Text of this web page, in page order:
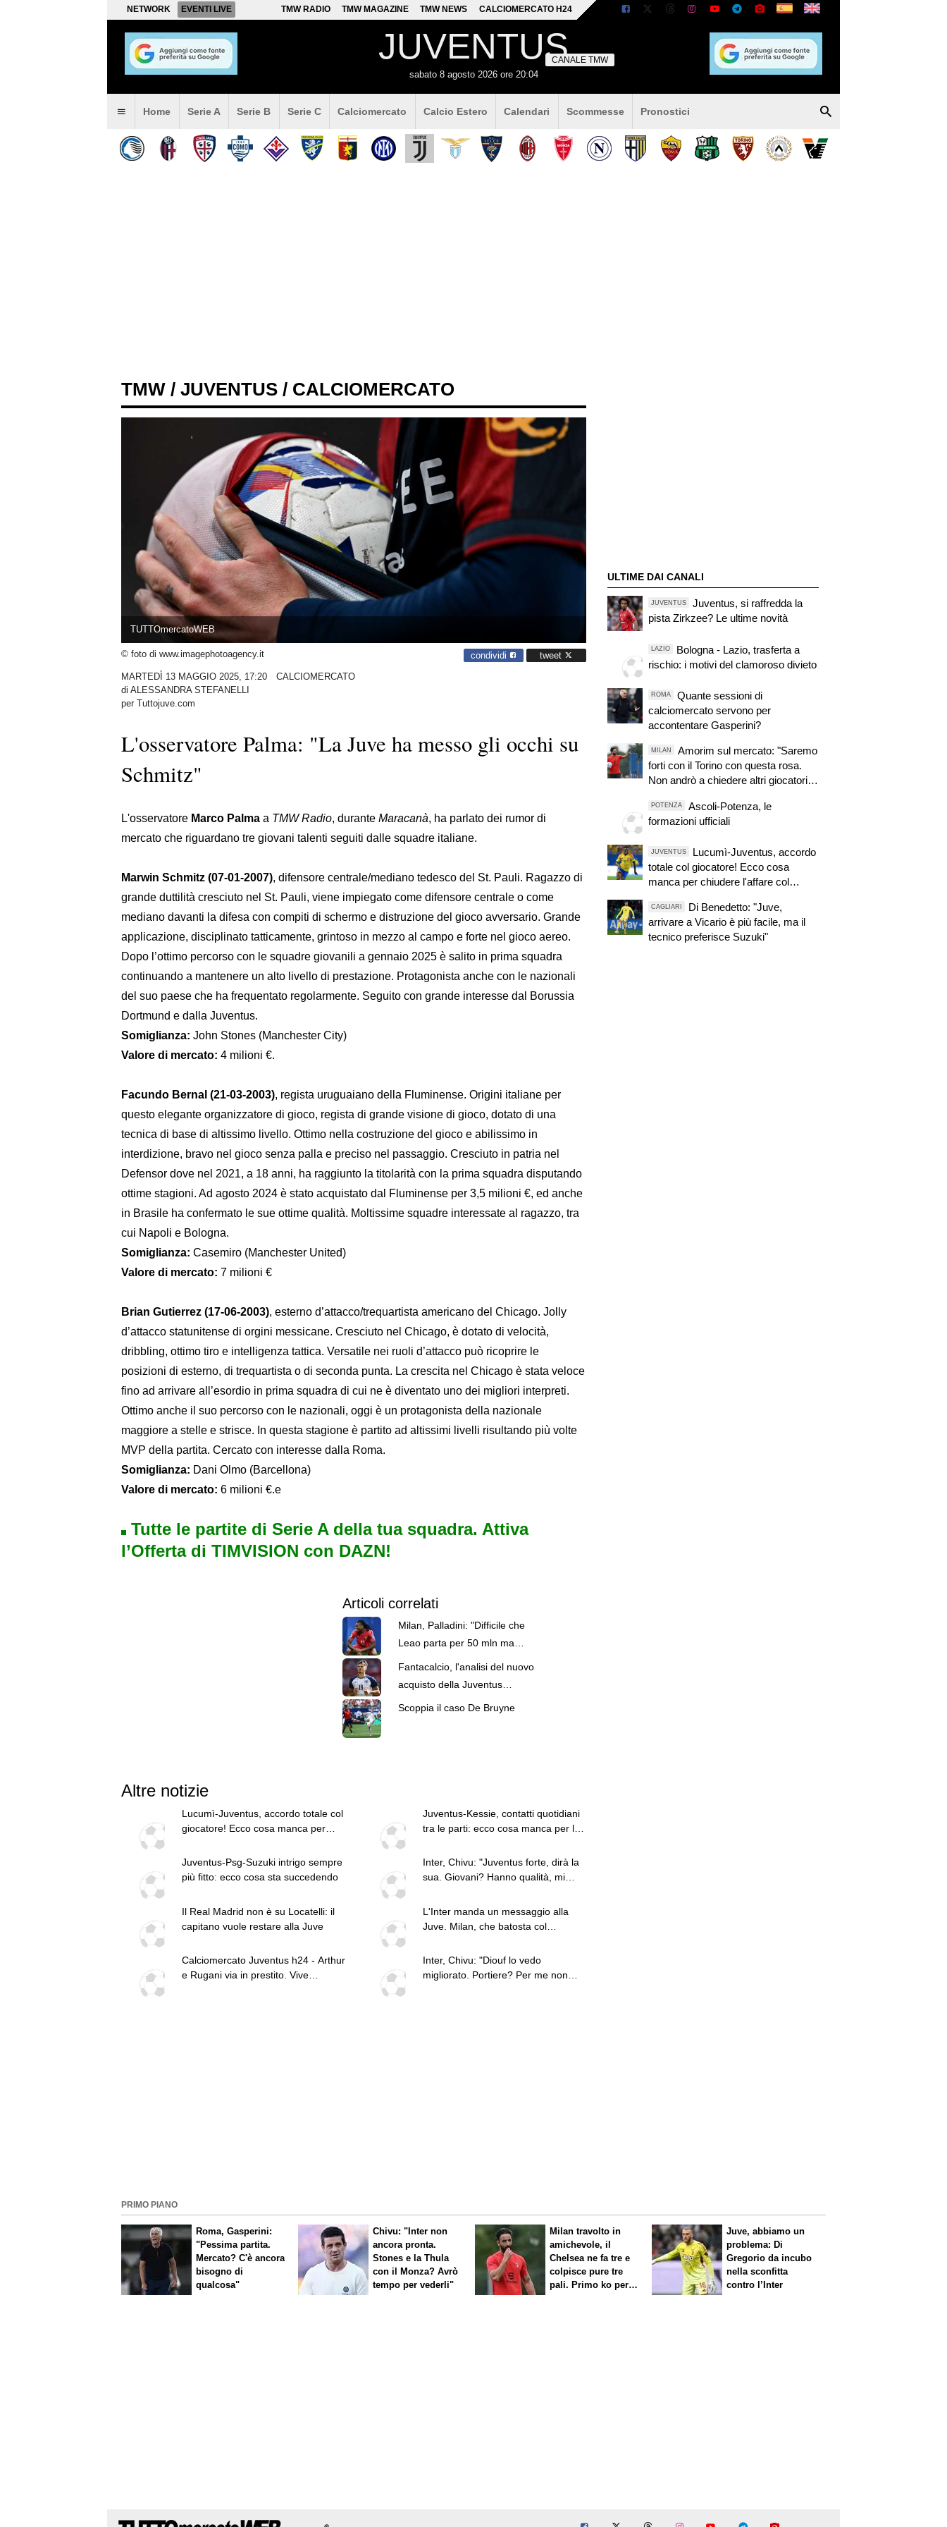
NETWORK EVENTI LIVE TMW RADIO TMW MAGAZINE TMW NEWS CALCIOMERCATO H24
JUVENTUS
sabato 8 agosto 2026 ore 20:04
CANALE TMW
Home Serie A Serie B Serie C Calciomercato Calcio Estero Calendari Scommesse Pronostici
TMW / JUVENTUS / CALCIOMERCATO
TUTTOmercatoWEB
© foto di www.imagephotoagency.it condividi tweet
MARTEDÌ 13 MAGGIO 2025, 17:20
CALCIOMERCATO
di ALESSANDRA STEFANELLI
per Tuttojuve.com
L'osservatore Palma: "La Juve ha messo gli occhi su
Schmitz"
L'osservatore Marco Palma a TMW Radio, durante Maracanà, ha parlato dei rumor di
mercato che riguardano tre giovani talenti seguiti dalle squadre italiane.
Marwin Schmitz (07-01-2007), difensore centrale/mediano tedesco del St. Pauli. Ragazzo di
grande duttilità cresciuto nel St. Pauli, viene impiegato come difensore centrale o come
mediano davanti la difesa con compiti di schermo e distruzione del gioco avversario. Grande
applicazione, disciplinato tatticamente, grintoso in mezzo al campo e forte nel gioco aereo.
Dopo l’ottimo percorso con le squadre giovanili a gennaio 2025 è salito in prima squadra
continuando a mantenere un alto livello di prestazione. Protagonista anche con le nazionali
del suo paese che ha frequentato regolarmente. Seguito con grande interesse dal Borussia
Dortmund e dalla Juventus.
Somiglianza: John Stones (Manchester City)
Valore di mercato: 4 milioni €.
Facundo Bernal (21-03-2003), regista uruguaiano della Fluminense. Origini italiane per
questo elegante organizzatore di gioco, regista di grande visione di gioco, dotato di una
tecnica di base di altissimo livello. Ottimo nella costruzione del gioco e abilissimo in
interdizione, bravo nel gioco senza palla e preciso nel passaggio. Cresciuto in patria nel
Defensor dove nel 2021, a 18 anni, ha raggiunto la titolarità con la prima squadra disputando
ottime stagioni. Ad agosto 2024 è stato acquistato dal Fluminense per 3,5 milioni €, ed anche
in Brasile ha confermato le sue ottime qualità. Moltissime squadre interessate al ragazzo, tra
cui Napoli e Bologna.
Somiglianza: Casemiro (Manchester United)
Valore di mercato: 7 milioni €
Brian Gutierrez (17-06-2003), esterno d’attacco/trequartista americano del Chicago. Jolly
d’attacco statunitense di orgini messicane. Cresciuto nel Chicago, è dotato di velocità,
dribbling, ottimo tiro e intelligenza tattica. Versatile nei ruoli d’attacco può ricoprire le
posizioni di esterno, di trequartista o di seconda punta. La crescita nel Chicago è stata veloce
fino ad arrivare all’esordio in prima squadra di cui ne è diventato uno dei migliori interpreti.
Ottimo anche il suo percorso con le nazionali, oggi è un protagonista della nazionale
maggiore a stelle e strisce. In questa stagione è partito ad altissimi livelli risultando più volte
MVP della partita. Cercato con interesse dalla Roma.
Somiglianza: Dani Olmo (Barcellona)
Valore di mercato: 6 milioni €.e
Tutte le partite di Serie A della tua squadra. Attiva
l’Offerta di TIMVISION con DAZN!
Articoli correlati
Milan, Palladini: "Difficile che
Leao parta per 50 mln ma
Fantacalcio, l'analisi del nuovo
acquisto della Juventus
Alajbegovic
Scoppia il caso De Bruyne
Altre notizie
Lucumì-Juventus, accordo totale col
giocatore! Ecco cosa manca per
Juventus-Kessie, contatti quotidiani
tra le parti: ecco cosa manca per la
Juventus-Psg-Suzuki intrigo sempre
più fitto: ecco cosa sta succedendo
Inter, Chivu: "Juventus forte, dirà la
sua. Giovani? Hanno qualità, mi
Il Real Madrid non è su Locatelli: il
capitano vuole restare alla Juve
L'Inter manda un messaggio alla
Juve. Milan, che batosta col
Calciomercato Juventus h24 - Arthur
e Rugani via in prestito. Vive
Inter, Chivu: "Diouf lo vedo
migliorato. Portiere? Per me non
ULTIME DAI CANALI
JUVENTUS
Juventus, si raffredda la
pista Zirkzee? Le ultime novità
LAZIO
Bologna - Lazio, trasferta a
rischio: i motivi del clamoroso divieto
ROMA
Quante sessioni di
calciomercato servono per
accontentare Gasperini?
MILAN
Amorim sul mercato: "Saremo
forti con il Torino con questa rosa.
Non andrò a chiedere altri giocatori
POTENZA
Ascoli-Potenza, le
formazioni ufficiali
JUVENTUS
Lucumì-Juventus, accordo
totale col giocatore! Ecco cosa
manca per chiudere l'affare col
CAGLIARI
Di Benedetto: "Juve,
arrivare a Vicario è più facile, ma il
tecnico preferisce Suzuki"
PRIMO PIANO
Roma, Gasperini:
"Pessima partita.
Mercato? C'è ancora
bisogno di
qualcosa"
Chivu: "Inter non
ancora pronta.
Stones e la Thula
con il Monza? Avrò
tempo per vederli"
Milan travolto in
amichevole, il
Chelsea ne fa tre e
colpisce pure tre
pali. Primo ko per
Juve, abbiamo un
problema: Di
Gregorio da incubo
nella sconfitta
contro l’Inter